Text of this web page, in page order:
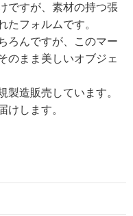
ですが、素材の持つ張
たフォルムです。
ろんですが、このマー
のまま美しいオブジェ
製造販売しています。
けします。